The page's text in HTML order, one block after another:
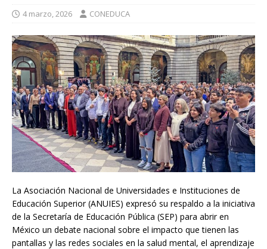
4 marzo, 2026 CONEDUCA
La Asociación Nacional de Universidades e Instituciones de
Educación Superior (ANUIES) expresó su respaldo a la iniciativa
de la Secretaría de Educación Pública (SEP) para abrir en
México un debate nacional sobre el impacto que tienen las
pantallas y las redes sociales en la salud mental, el aprendizaje